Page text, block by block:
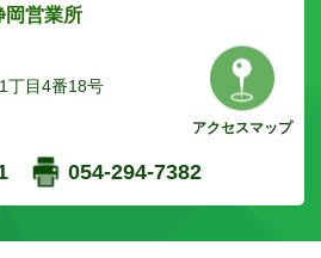
営業所
丁目4番18号
アクセスマップ
054-294-7382